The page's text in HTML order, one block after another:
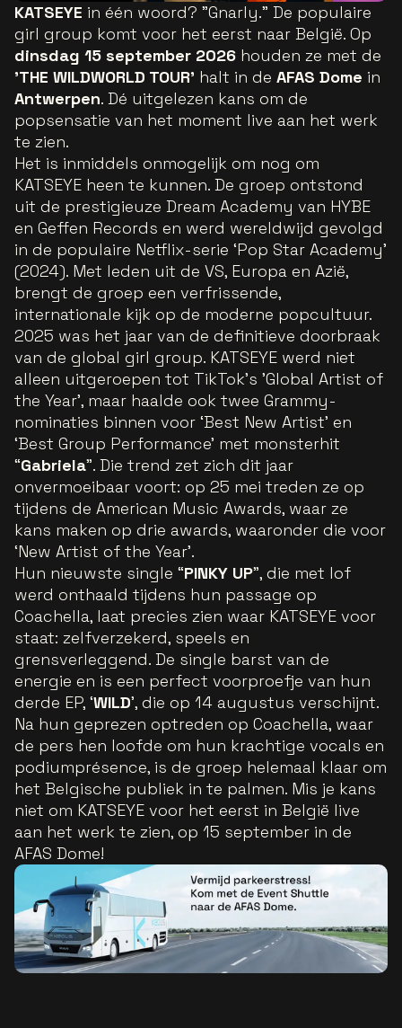
KATSEYE in één woord? "Gnarly." De populaire
girl group komt voor het eerst naar België. Op
dinsdag 15 september 2026 houden ze met de
'THE WILDWORLD TOUR' halt in de AFAS Dome in
Antwerpen. Dé uitgelezen kans om de
popsensatie van het moment live aan het werk
te zien.
Het is inmiddels onmogelijk om nog om
KATSEYE heen te kunnen. De groep ontstond
uit de prestigieuze Dream Academy van HYBE
en Geffen Records en werd wereldwijd gevolgd
in de populaire Netflix-serie ‘Pop Star Academy’
(2024). Met leden uit de VS, Europa en Azië,
brengt de groep een verfrissende,
internationale kijk op de moderne popcultuur.
2025 was het jaar van de definitieve doorbraak
van de global girl group. KATSEYE werd niet
alleen uitgeroepen tot TikTok’s 'Global Artist of
the Year', maar haalde ook twee Grammy-
nominaties binnen voor ‘Best New Artist’ en
‘Best Group Performance’ met monsterhit
“Gabriela”. Die trend zet zich dit jaar
onvermoeibaar voort: op 25 mei treden ze op
tijdens de American Music Awards, waar ze
kans maken op drie awards, waaronder die voor
‘New Artist of the Year’.
Hun nieuwste single “PINKY UP”, die met lof
werd onthaald tijdens hun passage op
Coachella, laat precies zien waar KATSEYE voor
staat: zelfverzekerd, speels en
grensverleggend. De single barst van de
energie en is een perfect voorproefje van hun
derde EP, ‘WILD’, die op 14 augustus verschijnt.
Na hun geprezen optreden op Coachella, waar
de pers hen loofde om hun krachtige vocals en
podiumprésence, is de groep helemaal klaar om
het Belgische publiek in te palmen. Mis je kans
niet om KATSEYE voor het eerst in België live
aan het werk te zien, op 15 september in de
AFAS Dome!